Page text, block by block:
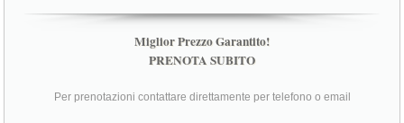
Miglior Prezzo Garantito!
PRENOTA SUBITO
Per prenotazioni contattare direttamente per telefono o email